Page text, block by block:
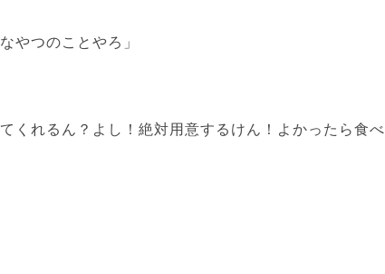
やつのことやろ」
くれるん？よし！絶対用意するけん！よかったら食べ